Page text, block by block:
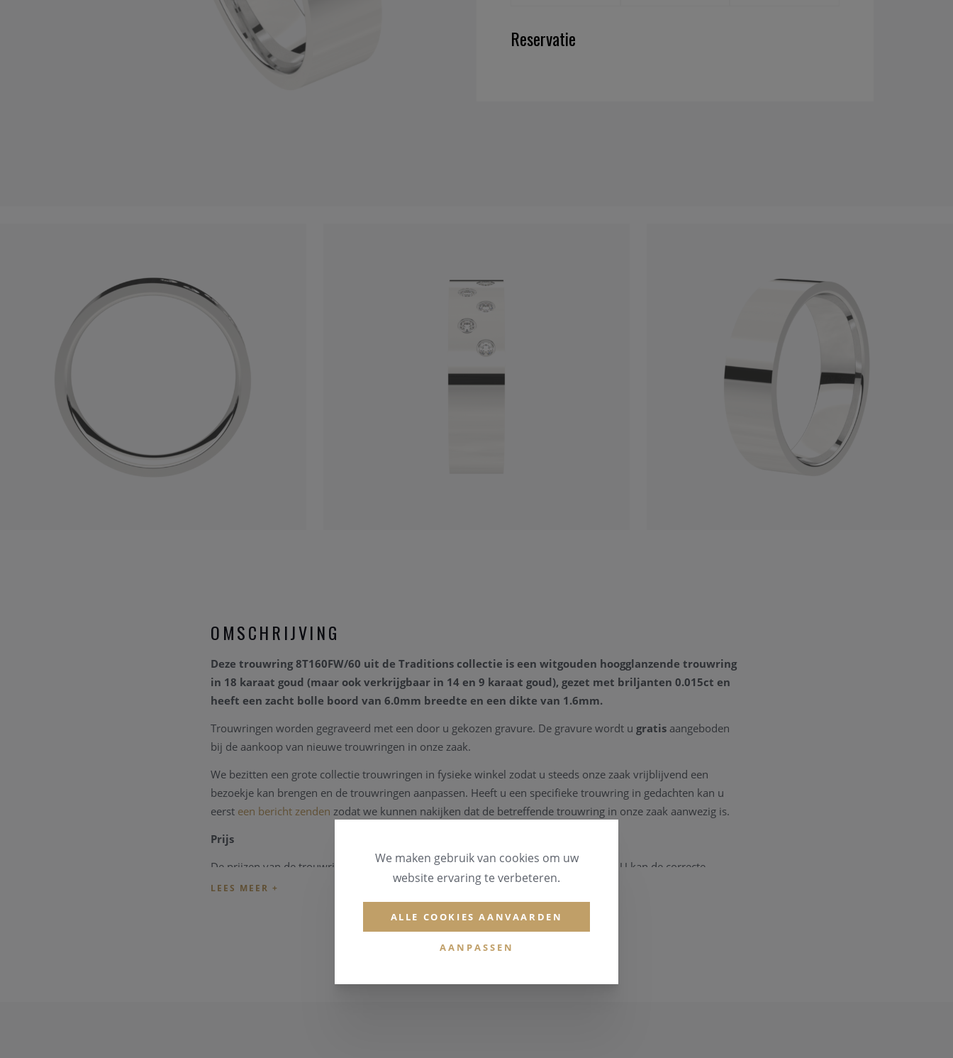
Reservatie
OMSCHRIJVING
Deze trouwring 8T160FW/60 uit de Traditions collectie is een witgouden hoogglanzende trouwring
in 18 karaat goud (maar ook verkrijgbaar in 14 en 9 karaat goud), gezet met briljanten 0.015ct en
heeft een zacht bolle boord van 6.0mm breedte en een dikte van 1.6mm.
Trouwringen worden gegraveerd met een door u gekozen gravure. De gravure wordt u gratis aangeboden
bij de aankoop van nieuwe trouwringen in onze zaak.
We bezitten een grote collectie trouwringen in fysieke winkel zodat u steeds onze zaak vrijblijvend een
bezoekje kan brengen en de trouwringen aanpassen. Heeft u een specifieke trouwring in gedachten kan u
eerst een bericht zenden zodat we kunnen nakijken dat de betreffende trouwring in onze zaak aanwezig is.
Prijs
De prijzen van de trouwringen volgen de dag goudprijs en schommelen regelmatig. U kan de correcte
dagprijs vandeze trouwring opvragen.
We maken gebruik van cookies om uw
website ervaring te verbeteren.
ALLE COOKIES AANVAARDEN
AANPASSEN